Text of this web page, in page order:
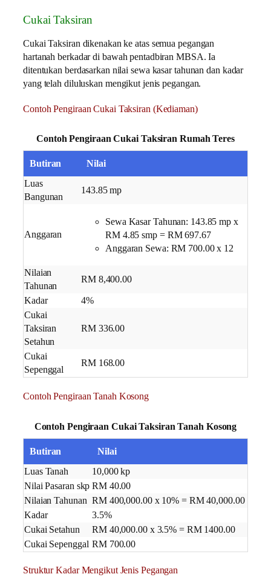
Cukai Taksiran
Cukai Taksiran dikenakan ke atas semua pegangan
hartanah berkadar di bawah pentadbiran MBSA. Ia
ditentukan berdasarkan nilai sewa kasar tahunan dan kadar
yang telah diluluskan mengikut jenis pegangan.
Contoh Pengiraan Cukai Taksiran (Kediaman)
Contoh Pengiraan Cukai Taksiran Rumah Teres
Butiran
Nilai
Luas
Bangunan
143.85 mp
Anggaran
Sewa Kasar Tahunan: ​143.85 mp x
RM 4.85 smp = RM 697.67
​Anggaran Sewa: RM 700.00 x 12
Nilaian
Tahunan
RM 8,400.00
Kadar
4%
Cukai
Taksiran
Setahun
RM 336.00
Cukai
Sepenggal
RM 168.00
Contoh Pengiraan Tanah Kosong
Contoh Pengiraan Cukai Taksiran Tanah Kosong
Butiran
Nilai
Luas Tanah
10,000 kp
Nilai Pasaran skp RM 40.00
Nilaian Tahunan RM 400,000.00 x 10% = RM 40,000.00
Kadar
3.5%
Cukai Setahun
​RM 40,000.00 x 3.5% = RM 1400.00
Cukai Sepenggal RM 700.00
Struktur Kadar Mengikut Jenis Pegangan